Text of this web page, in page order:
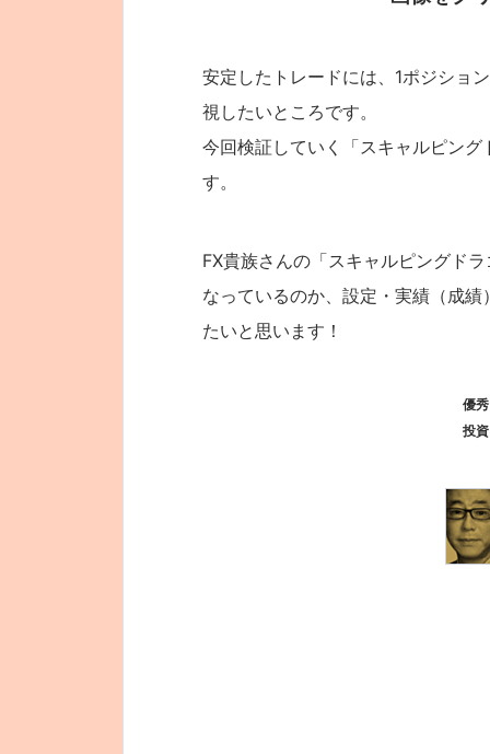
安定したトレードには、1ポジショ
視したいところです。
今回検証していく「スキャルピン
す。
FX貴族さんの「スキャルピングド
なっているのか、設定・実績（成
たいと思います！
優
投